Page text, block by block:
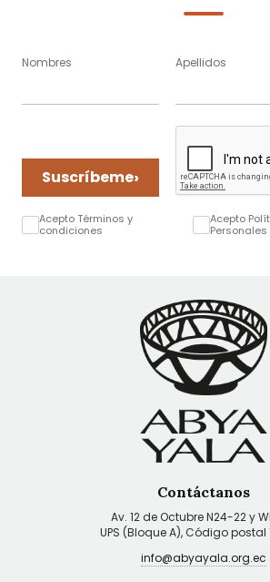
Nombres Apellidos
Suscríbeme›
Acepto Términos y
condiciones
Acepto
Personales
Contáctanos
Av. 12 de Octubre N24-22 y
UPS (Bloque A), Código postal
info@abyayala.org.ec